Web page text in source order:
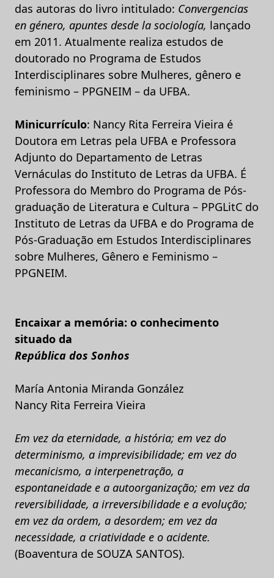
das autoras do livro intitulado: Convergencias
en género, apuntes desde la sociología, lançado
em 2011. Atualmente realiza estudos de
doutorado no Programa de Estudos
Interdisciplinares sobre Mulheres, gênero e
feminismo – PPGNEIM – da UFBA.
Minicurrículo: Nancy Rita Ferreira Vieira é
Doutora em Letras pela UFBA e Professora
Adjunto do Departamento de Letras
Vernáculas do Instituto de Letras da UFBA. É
Professora do Membro do Programa de Pós-
graduação de Literatura e Cultura – PPGLitC do
Instituto de Letras da UFBA e do Programa de
Pós-Graduação em Estudos Interdisciplinares
sobre Mulheres, Gênero e Feminismo –
PPGNEIM.
Encaixar a memória: o conhecimento
situado da
República dos Sonhos
María Antonia Miranda González
Nancy Rita Ferreira Vieira
Em vez da eternidade, a história; em vez do
determinismo, a imprevisibilidade; em vez do
mecanicismo, a interpenetração, a
espontaneidade e a autoorganização; em vez da
reversibilidade, a irreversibilidade e a evolução;
em vez da ordem, a desordem; em vez da
necessidade, a criatividade e o acidente.
(Boaventura de SOUZA SANTOS).